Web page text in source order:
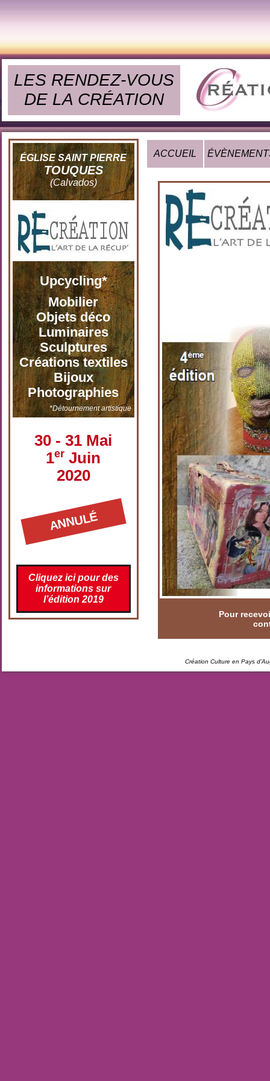
LES RENDEZ-VOUS
DE LA CRÉATION
ÉGLISE SAINT PIERRE
TOUQUES
(Calvados)
Upcycling*
Mobilier
Objets déco
Luminaires
Sculptures
Créations textiles
Bijoux
Photographies
*Détournement artistique
30 - 31 Mai
1er Juin
2020
ANNULÉ
Cliquez ici pour des
informations sur
l’édition 2019
ACCUEIL
Pour
Création Culture en Pays